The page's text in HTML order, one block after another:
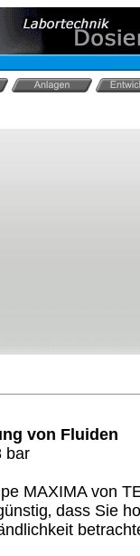
von Fluiden
bar
MAXIMA von
dass Sie